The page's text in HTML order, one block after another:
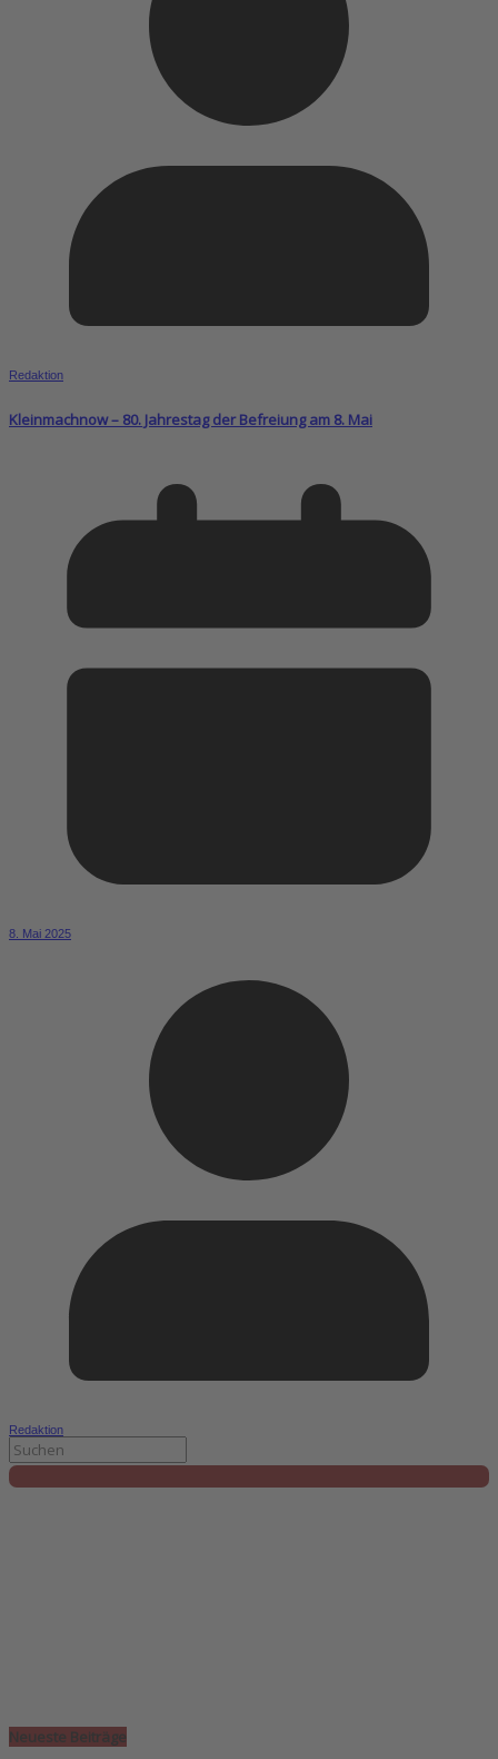
Redaktion
Kleinmachnow – 80. Jahrestag der Befreiung am 8. Mai
8. Mai 2025
Redaktion
Neueste Beiträge